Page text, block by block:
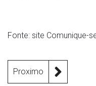
Fonte: site Comunique-
Proximo